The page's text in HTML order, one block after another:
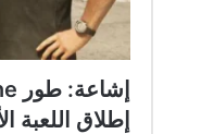
إطلاق اللعبة